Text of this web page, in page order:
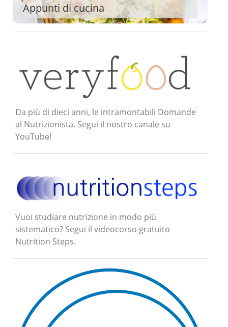
Appunti di cucina
Da più di dieci anni, le intramontabili Domande
al Nutrizionista. Segui il nostro canale su
YouTube!
Vuoi studiare nutrizione in modo più
sistematico? Segui il videocorso gratuito
Nutrition Steps.